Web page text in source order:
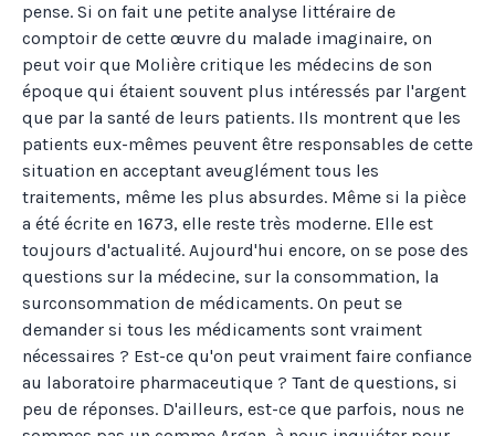
pense. Si on fait une petite analyse littéraire de
comptoir de cette œuvre du malade imaginaire, on
peut voir que Molière critique les médecins de son
époque qui étaient souvent plus intéressés par l'argent
que par la santé de leurs patients. Ils montrent que les
patients eux-mêmes peuvent être responsables de cette
situation en acceptant aveuglément tous les
traitements, même les plus absurdes. Même si la pièce
a été écrite en 1673, elle reste très moderne. Elle est
toujours d'actualité. Aujourd'hui encore, on se pose des
questions sur la médecine, sur la consommation, la
surconsommation de médicaments. On peut se
demander si tous les médicaments sont vraiment
nécessaires ? Est-ce qu'on peut vraiment faire confiance
au laboratoire pharmaceutique ? Tant de questions, si
peu de réponses. D'ailleurs, est-ce que parfois, nous ne